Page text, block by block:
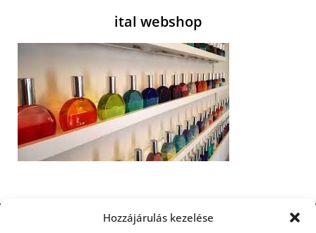
Hozzájárulás kezelése
ital webshop
©2026 Utasbiztosítás| Design:Newspaperly